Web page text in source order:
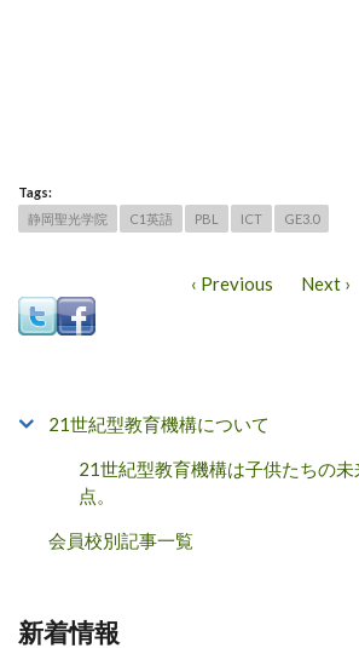
Tags:
静岡聖光学院
C1英語 PBL ICT GE3.0
‹ Previous Next ›
21世紀型教育機構について
21世紀型教育機構は子供たちの
点。
会員校別記事一覧
新着情報